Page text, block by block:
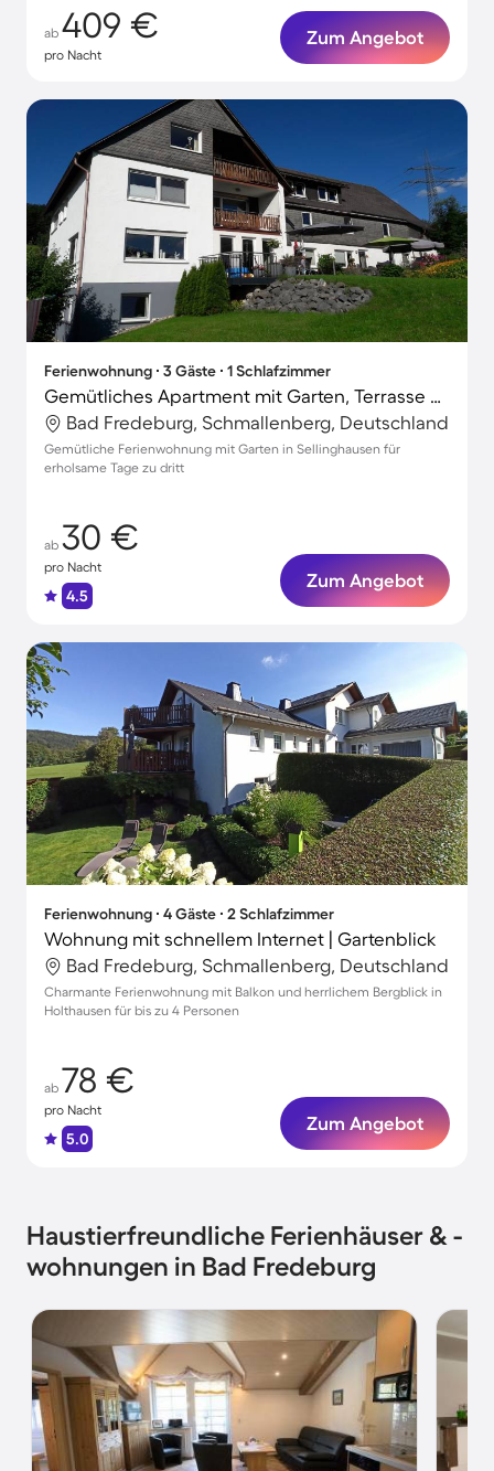
ab 409 €
pro Nacht
Zum Angebot
Ferienwohnung ∙ 3 Gäste ∙ 1 Schlafzimmer
Gemütliches Apartment mit Garten, Terrasse und Grill | Naturblick
Bad Fredeburg, Schmallenberg, Deutschland
Gemütliche Ferienwohnung mit Garten in Sellinghausen für
erholsame Tage zu dritt
ab 30 €
pro Nacht
4.5
Zum Angebot
Ferienwohnung ∙ 4 Gäste ∙ 2 Schlafzimmer
Wohnung mit schnellem Internet | Gartenblick
Bad Fredeburg, Schmallenberg, Deutschland
Charmante Ferienwohnung mit Balkon und herrlichem Bergblick in
Holthausen für bis zu 4 Personen
ab 78 €
pro Nacht
5.0
Zum Angebot
Haustierfreundliche Ferienhäuser & -
wohnungen in Bad Fredeburg